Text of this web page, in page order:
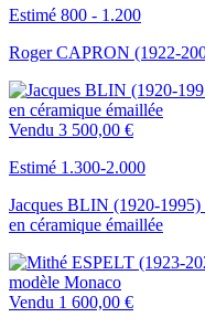
Estimé 800 - 1.200
Roger CAPRON (1922-
Vendu 3 500,00 €
Estimé 1.300-2.000
Jacques BLIN (1920-1995)
en céramique émaillée
Vendu 1 600,00 €